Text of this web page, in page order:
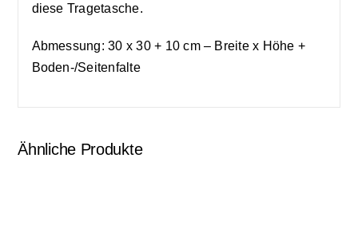
diese Tragetasche.
Abmessung: 30 x 30 + 10 cm – Breite x Höhe +
Boden-/Seitenfalte
Ähnliche Produkte